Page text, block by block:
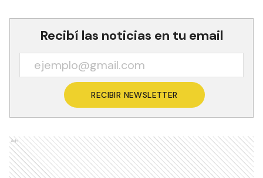
Recibí las noticias en tu email
RECIBIR NEWSLETTER
Ads